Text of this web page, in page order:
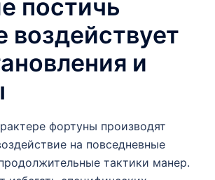
постичь
воздействует
и
фортуны производят
на повседневные
тактики манер.